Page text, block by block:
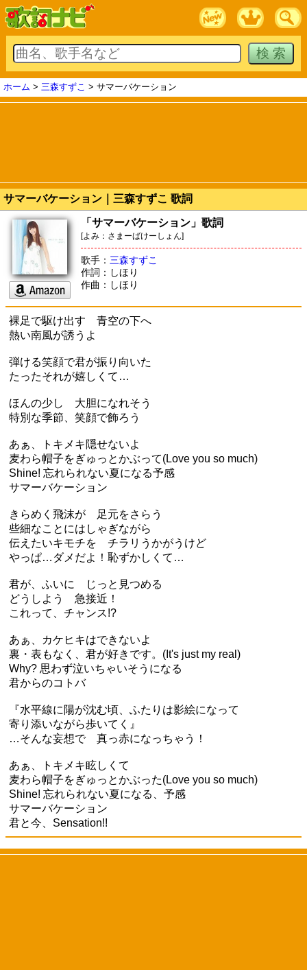
ホーム > 三森すずこ > サマーバケーション
サマーバケーション｜三森すずこ 歌詞
「サマーバケーション」歌詞
[よみ：さまーばけーしょん]
歌手： 三森すずこ
作詞：しほり
作曲：しほり
裸足で駆け出す 青空の下へ
熱い南風が誘うよ
弾ける笑顔で君が振り向いた
たったそれが嬉しくて…
ほんの少し 大胆になれそう
特別な季節、笑顔で飾ろう
あぁ、トキメキ隠せないよ
麦わら帽子をぎゅっとかぶって(Love you so much)
Shine! 忘れられない夏になる予感
サマーバケーション
きらめく飛沫が 足元をさらう
些細なことにはしゃぎながら
伝えたいキモチを チラリうかがうけど
やっぱ…ダメだよ！恥ずかしくて…
君が、ふいに じっと見つめる
どうしよう 急接近！
これって、チャンス!?
あぁ、カケヒキはできないよ
裏・表もなく、君が好きです。(It's just my real)
Why? 思わず泣いちゃいそうになる
君からのコトバ
『水平線に陽が沈む頃、ふたりは影絵になって
寄り添いながら歩いてく』
…そんな妄想で 真っ赤になっちゃう！
あぁ、トキメキ眩しくて
麦わら帽子をぎゅっとかぶった(Love you so much)
Shine! 忘れられない夏になる、予感
サマーバケーション
君と今、Sensation!!